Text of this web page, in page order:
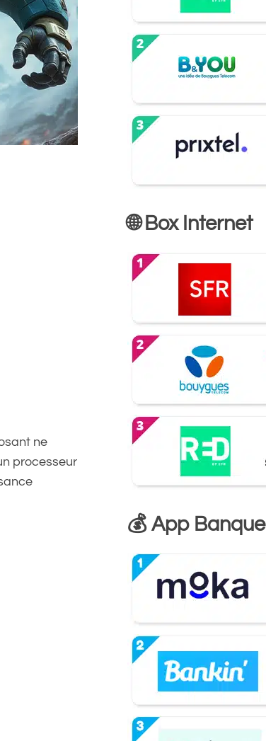
ne
processeur
🌐 Box Internet
💰 App Banque